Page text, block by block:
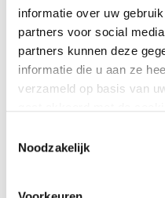
informatie over uw
partners voor social
partners kunnen deze
informatie die u aan ze
verzameld op basis van
Noodzakelijk
Bron:Stedelijk Museum
Publicatiedatum: 28/06/2025
Ontvang de
Wilt u op de hoogte